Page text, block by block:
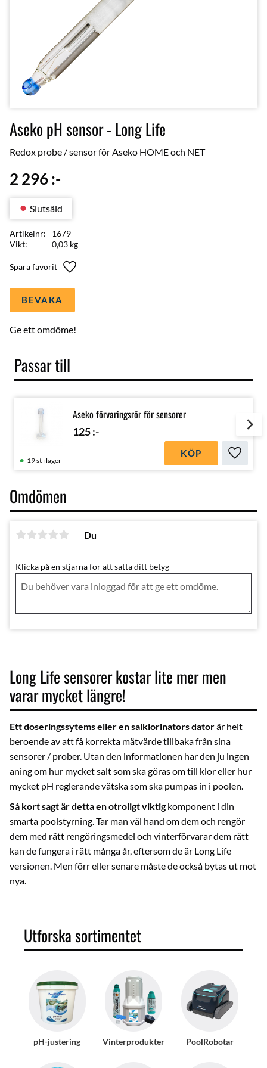
Aseko pH sensor - Long Life
Redox probe / sensor för Aseko HOME och NET
2 296:-
Lägg till i favoriter
BEVAKA
Slutsåld
Artikelnr
1679
Vikt
0,03 kg
Ge ett omdöme!
Passar till
Aseko förvaringsrör för sensorer
125:-
Lägg
19 st i lager
KÖP
Long Life sensorer kostar lite mer men
varar mycket längre!
Ett doseringssytems eller en salklorinators datorär helt
beroende av att få korrekta mätvärde tillbaka från sina
sensorer / prober. Utan den informationen har den ju ingen
aning om hur mycket salt som ska göras om till klor eller hur
mycket pH reglerande vätska som ska pumpas in i poolen.
Så kort sagt är detta en otroligt viktigkomponent i din
smarta poolstyrning. Tar man väl hand om dem och rengör
dem med rätt rengöringsmedel och vinterförvarar dem rätt
kan de fungera i rätt många år, eftersom de är Long Life
versionen. Men förr eller senare måste de också bytas ut mot
nya.
Omdömen
Du
Klicka på en stjärna för att sätta ditt betyg
Utforska sortimentet
pH-justering Vinterprodukter PoolRobotar